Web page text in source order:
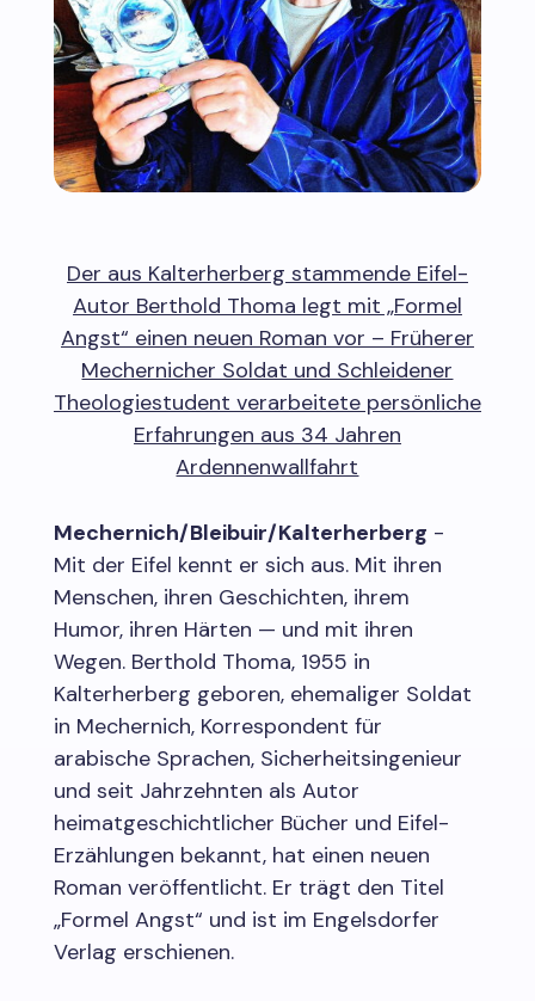
Der aus Kalterherberg stammende Eifel-
Autor Berthold Thoma legt mit „Formel
Angst“ einen neuen Roman vor – Früherer
Mechernicher Soldat und Schleidener
Theologiestudent verarbeitete persönliche
Erfahrungen aus 34 Jahren
Ardennenwallfahrt
Mechernich/Bleibuir/Kalterherberg -
Mit der Eifel kennt er sich aus. Mit ihren
Menschen, ihren Geschichten, ihrem
Humor, ihren Härten — und mit ihren
Wegen. Berthold Thoma, 1955 in
Kalterherberg geboren, ehemaliger Soldat
in Mechernich, Korrespondent für
arabische Sprachen, Sicherheitsingenieur
und seit Jahrzehnten als Autor
heimatgeschichtlicher Bücher und Eifel-
Erzählungen bekannt, hat einen neuen
Roman veröffentlicht. Er trägt den Titel
„Formel Angst“ und ist im Engelsdorfer
Verlag erschienen.